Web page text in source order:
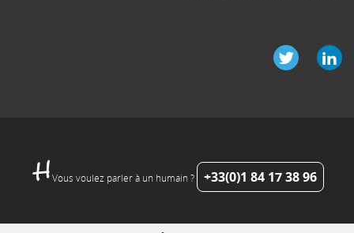
Vous voulez parler à un humain ? +33(0)1 84 17 38 96